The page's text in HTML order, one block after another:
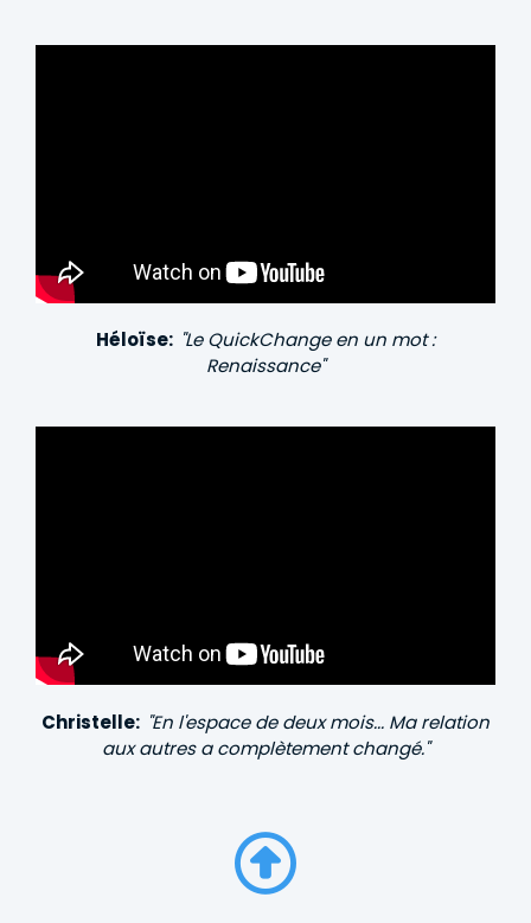
Héloïse: "Le QuickChange en un mot :
Renaissance"
Christelle: "En l'espace de deux mois... Ma relation
aux autres a complètement changé."